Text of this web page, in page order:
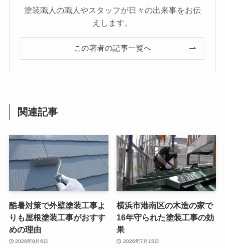
塗装職人の職人やスタッフが日々の出来事をお伝
えします。
この著者の記事一覧へ
関連記事
酷暑対策で外壁塗装工事よ
りも屋根塗装工事がおすす
めの理由
2026年8月6日
横浜市港南区の木造の家で
16年守られた塗装工事の効
果
2026年7月15日